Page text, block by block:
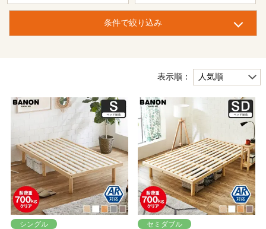
条件で絞り込み
表示順：
シングル
セミダブル